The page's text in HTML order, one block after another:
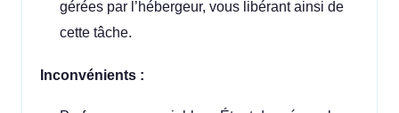
gérées par l’hébergeur, vous libérant ainsi de
cette tâche.
Inconvénients :